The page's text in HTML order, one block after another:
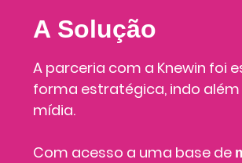
A Solução
A parceria com a Knewin foi
forma estratégica, indo
mídia.
Com acesso a uma base de